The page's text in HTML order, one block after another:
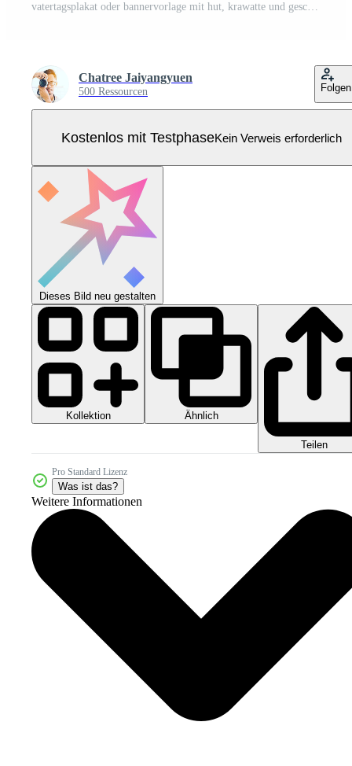
vatertagsplakat oder bannervorlage mit hut, krawatte und geschenkbox auf blauem hintergrund. grüße und geschenke zum vatertag im flachen lagstyling. förderungs- und einkaufsvorlage für liebe papa Pro Vektor
Chatree Jaiyangyuen
500 Ressourcen Folgen
Kostenlos mit TestphaseKein Verweis erforderlich
Dieses Bild neu gestalten
Kollektion Ähnlich
Teilen
Pro Standard Lizenz
Was ist das?
Weitere Informationen